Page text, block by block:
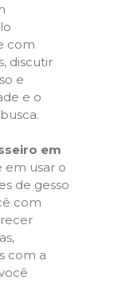
com
discutir
e
e o
em
em usar o
de gesso
com
com a